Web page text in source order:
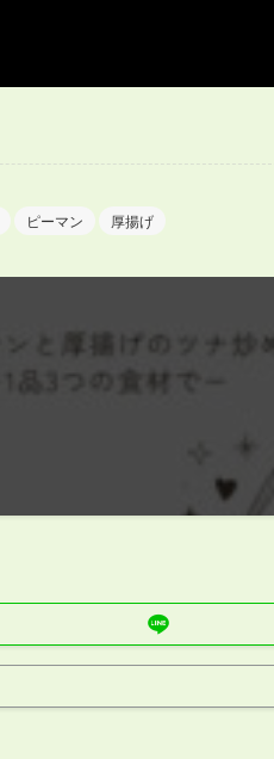
ピーマン 厚揚げ